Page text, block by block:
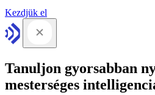
Kezdjük el
Tanuljon gyorsabban
mesterséges